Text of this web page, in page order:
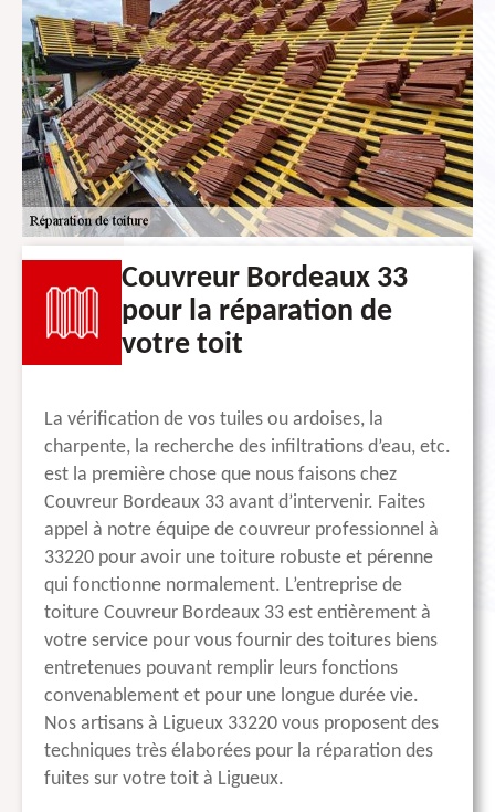
Couvreur Bordeaux 33
pour la réparation de
votre toit
La vérification de vos tuiles ou ardoises, la
charpente, la recherche des infiltrations d’eau, etc.
est la première chose que nous faisons chez
Couvreur Bordeaux 33 avant d’intervenir. Faites
appel à notre équipe de couvreur professionnel à
33220 pour avoir une toiture robuste et pérenne
qui fonctionne normalement. L’entreprise de
toiture Couvreur Bordeaux 33 est entièrement à
votre service pour vous fournir des toitures biens
entretenues pouvant remplir leurs fonctions
convenablement et pour une longue durée vie.
Nos artisans à Ligueux 33220 vous proposent des
techniques très élaborées pour la réparation des
fuites sur votre toit à Ligueux.